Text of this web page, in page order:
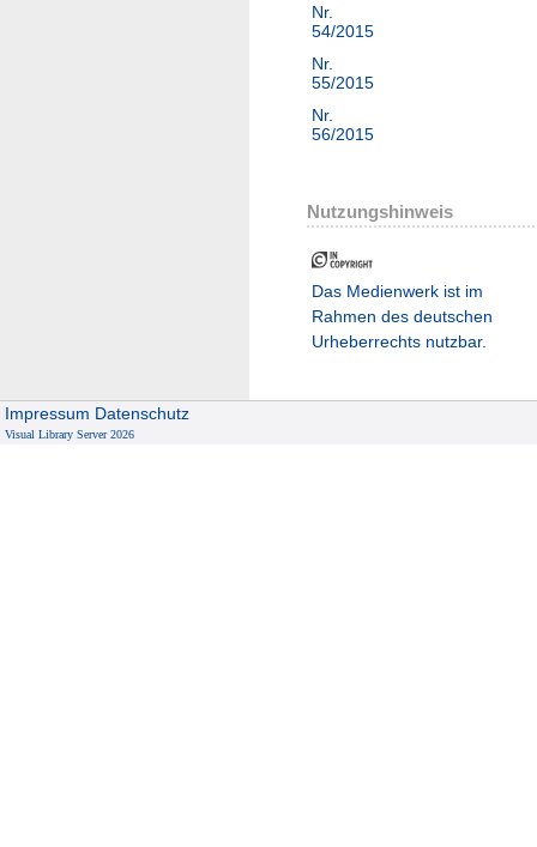
Nr.
54/2015
Nr.
55/2015
Nr.
56/2015
Nutzungshinweis
Das Medienwerk ist im
Rahmen des deutschen
Urheberrechts nutzbar.
Impressum Datenschutz
Visual Library Server 2026